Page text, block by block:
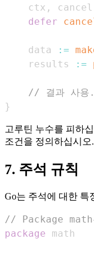
    ctx
, cancel
defer
    data
:=
    results
:=
// 결과 사
}
고루틴 누수를 피하
조건을 정의하십시오.
7. 주석 규칙
Go는 주석에 대한 특
// Package math
package